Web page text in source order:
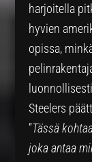
harjoitella
hyvien
opissa,
Steelers
”Tässä
joka antaa